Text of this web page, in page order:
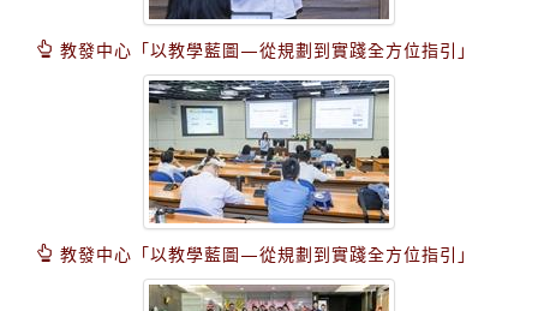
教發中心「以教學藍圖—從規劃到實踐全方位指引」
教發中心「以教學藍圖—從規劃到實踐全方位指引」